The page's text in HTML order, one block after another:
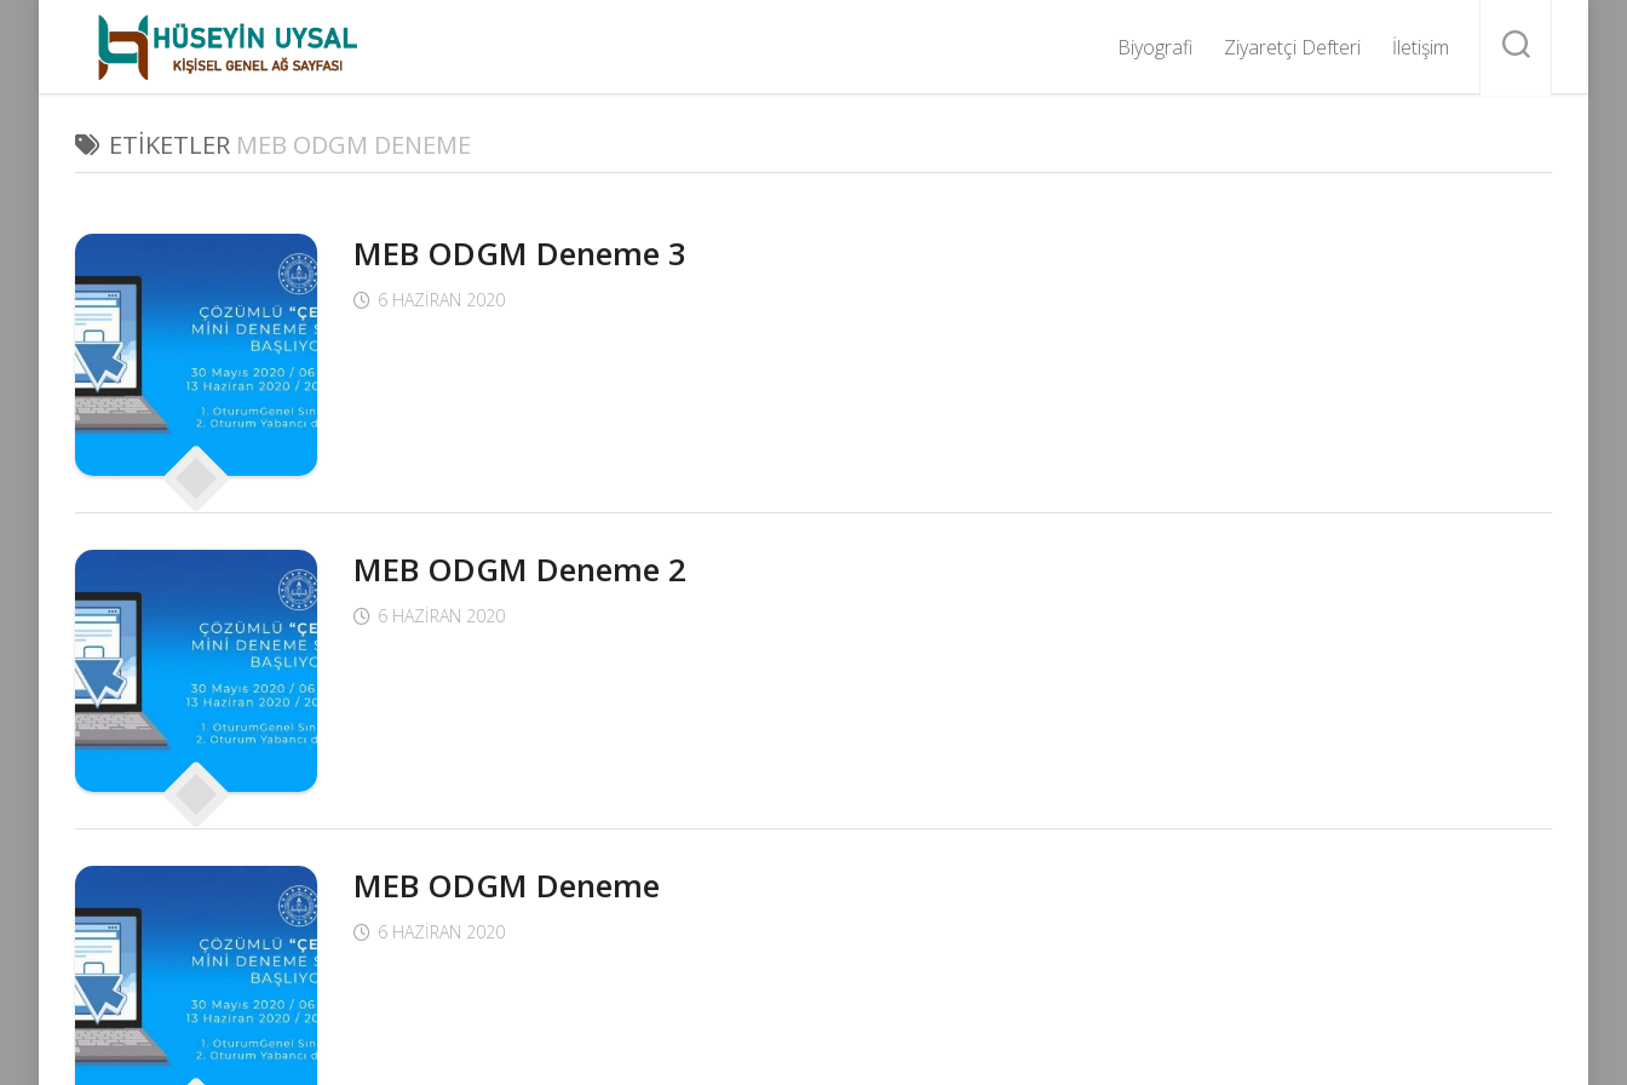
Biyografi Ziyaretçi Defteri İletişim
ETIKETLER MEB ODGM DENEME
MEB ODGM Deneme 3
6 HAZIRAN 2020
MEB ODGM Deneme 2
6 HAZIRAN 2020
MEB ODGM Deneme
6 HAZIRAN 2020